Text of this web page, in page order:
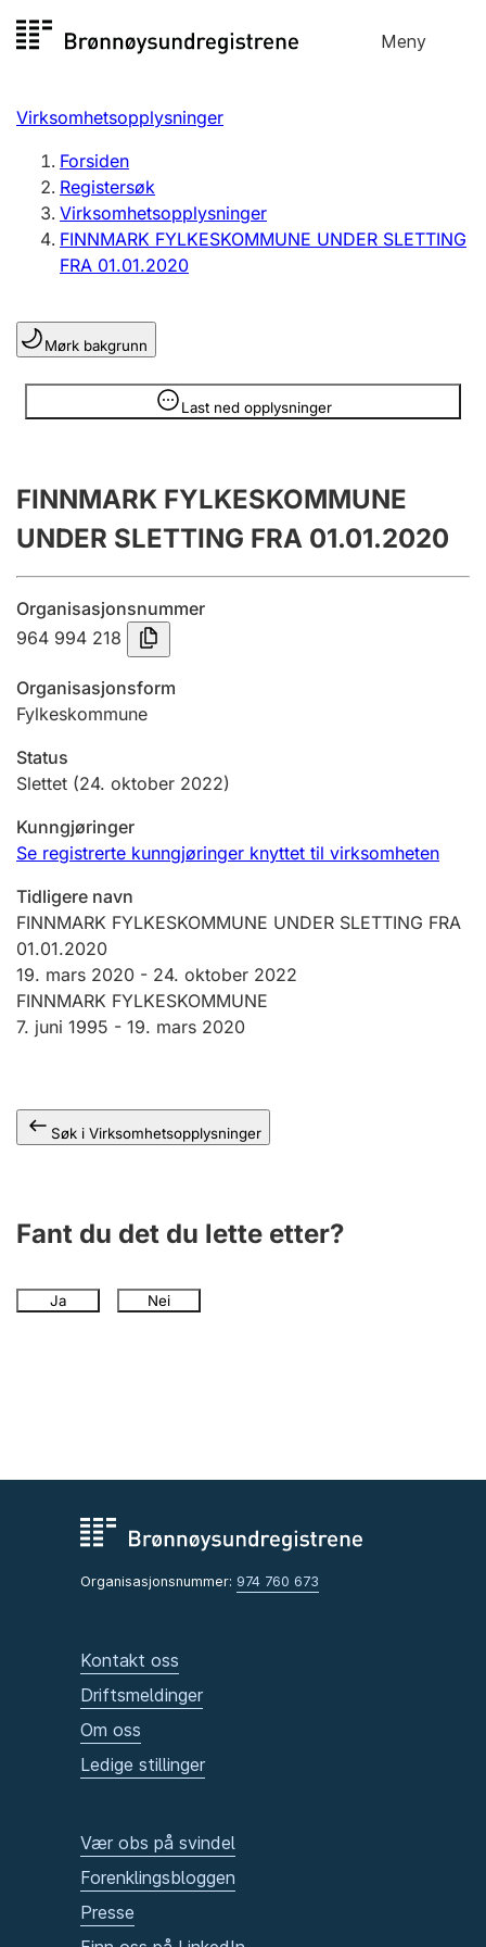
til
Meny
Registersøk
Aksjeselskap
Enkeltpersonforetak
Registrere, endre, slette
Lag og forening
Registrere, endre, slette
Årsregnskap
Innsending og forsinkelsesgebyr
Tinglysing
Jeger
Ektepaktveileder
Offentlig sektor
Andre tema
Virksomhetsopplysninger
Forsiden
Registersøk
Virksomhetsopplysninger
FINNMARK FYLKESKOMMUNE UNDER SLETTING
FRA 01.01.2020
Mørk bakgrunn
Last ned opplysninger
Opplysninger er skjult
FINNMARK FYLKESKOMMUNE
UNDER SLETTING FRA 01.01.2020
Organisasjonsnummer
964 994 218
Organisasjonsform
Fylkeskommune
Status
Slettet (24. oktober 2022)
Kunngjøringer
Se registrerte kunngjøringer knyttet til virksomheten
Tidligere navn
FINNMARK FYLKESKOMMUNE UNDER SLETTING FRA
01.01.2020
19. mars 2020 - 24. oktober 2022
FINNMARK FYLKESKOMMUNE
7. juni 1995 - 19. mars 2020
Søk i Virksomhetsopplysninger
Fant du det du lette etter?
Ja Nei
Organisasjonsnummer: 974 760 673
Kontakt oss
Driftsmeldinger
Om oss
Ledige stillinger
Vær obs på svindel
Forenklingsbloggen
Presse